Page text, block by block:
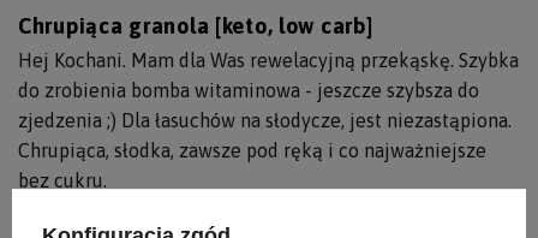
Chrupiąca granola [keto, low carb]
Hej Kochani. Mam dla Was rewelacyjną przekąskę. Szybka
do zrobienia bomba witaminowa - jeszcze szybsza do
zjedzenia ;) Dla łasuchów na słodycze, jest niezastąpiona.
Chrupiąca, słodka, zawsze pod ręką i co najważniejsze
bez cukru.